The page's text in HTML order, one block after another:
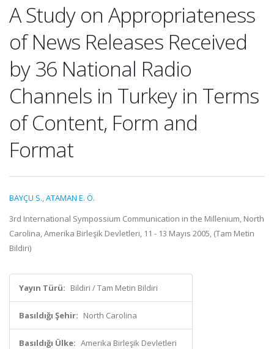
A Study on Appropriateness
of News Releases Received
by 36 National Radio
Channels in Turkey in Terms
of Content, Form and
Format
BAYÇU S.,ATAMAN E. Ö.
3rd International Sympossium Communication in the Millenium, North
Carolina, Amerika Birleşik Devletleri, 11 - 13 Mayıs 2005, (Tam Metin
Bildiri)
Yayın Türü: Bildiri / Tam Metin Bildiri
Basıldığı Şehir: North Carolina
Basıldığı Ülke: Amerika Birleşik Devletleri